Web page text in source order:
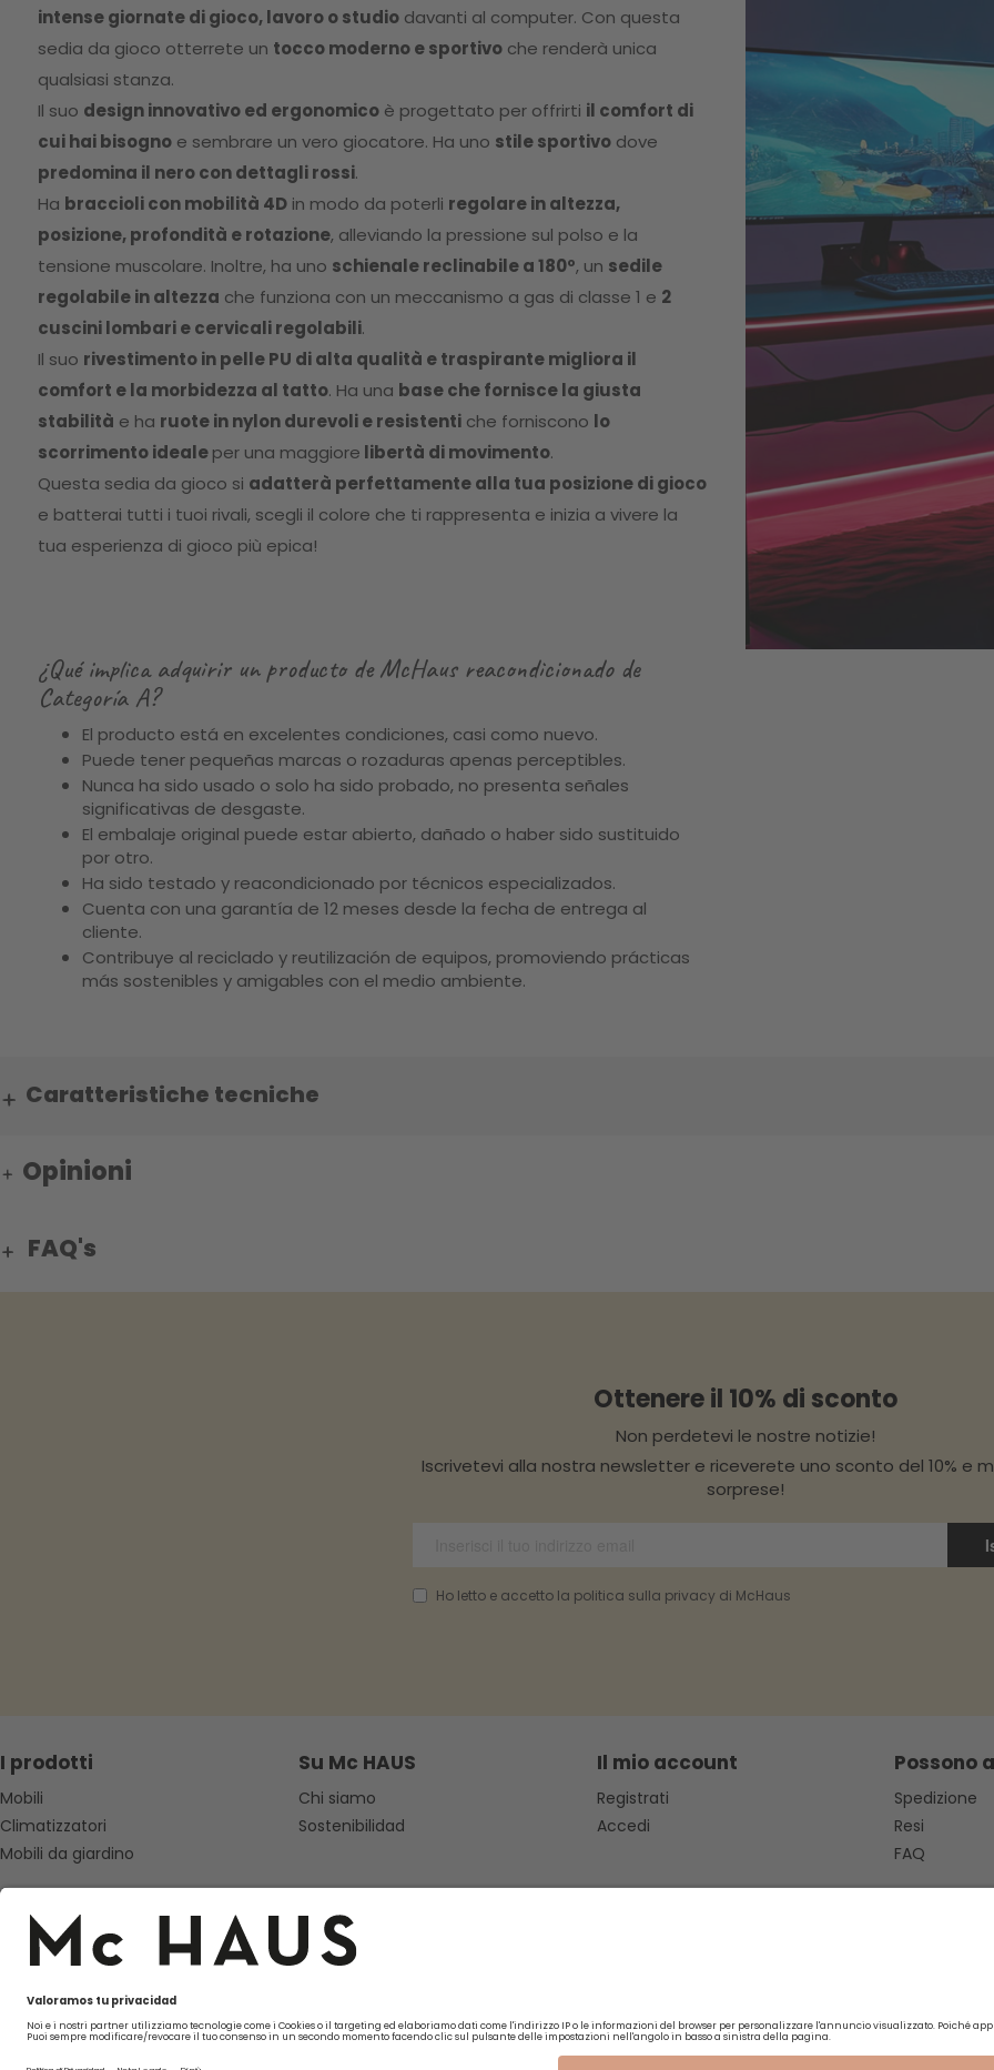
images
intense giornate di gioco, lavoro o studiodavanti al computer. Con questa
sedia da gioco otterrete un tocco moderno e sportivoche renderà unica
qualsiasi stanza.
Il suo design innovativo ed ergonomicoè progettato per offrirti il comfort di
cui hai bisognoe sembrare un vero giocatore. Ha uno stile sportivodove
predomina il nero con dettagli rossi.
Ha braccioli con mobilità 4Din modo da poterli regolare in altezza,
posizione, profondità e rotazione, alleviando la pressione sul polso e la
tensione muscolare. Inoltre, ha uno schienale reclinabile a 180º, un sedile
regolabile in altezza che funziona con un meccanismo a gas di classe 1 e 2
cuscini lombari e cervicali regolabili.
Il suo rivestimento in pelle PU di alta qualità e traspirante migliora il
comfort e la morbidezza al tatto. Ha una base che fornisce la giusta
stabilità e ha ruote in nylon durevoli e resistentiche forniscono lo
scorrimento idealeper una maggiore libertà di movimento.
Questa sedia da gioco si adatterà perfettamente alla tua posizione di gioco
e batterai tutti i tuoi rivali, scegli il colore che ti rappresenta e inizia a vivere la
tua esperienza di gioco più epica!
¿Qué implica adquirir un producto de McHaus reacondicionado de
Categoría A?
El producto está en excelentes condiciones, casi como nuevo.
Puede tener pequeñas marcas o rozaduras apenas perceptibles.
Nunca ha sido usado o solo ha sido probado, no presenta señales
significativas de desgaste.
El embalaje original puede estar abierto, dañado o haber sido sustituido
por otro.
Ha sido testado y reacondicionado por técnicos especializados.
Cuenta con una garantía de 12 meses desde la fecha de entrega al
cliente.
Contribuye al reciclado y reutilización de equipos, promoviendo prácticas
más sostenibles y amigables con el medio ambiente.
Caratteristiche tecniche
Opinioni
FAQ's
Ottenere il 10% di sconto
Non perdetevi le nostre notizie!
Iscrivetevi alla nostra newsletter e riceverete uno sconto del 10% e
sorprese!
Ho letto e accetto la politica sulla privacy di McHaus
I prodotti
Mobili
Climatizzatori
Mobili da giardino
Su Mc HAUS
Chi siamo
Sostenibilidad
Il mio account
Registrati
Accedi
Possono
Spedizione
Resi
FAQ
Seguici
Basi legali